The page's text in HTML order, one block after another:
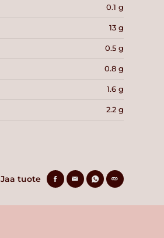
0.1 g
13 g
0.5 g
0.8 g
1.6 g
2.2 g
Jaa tuote